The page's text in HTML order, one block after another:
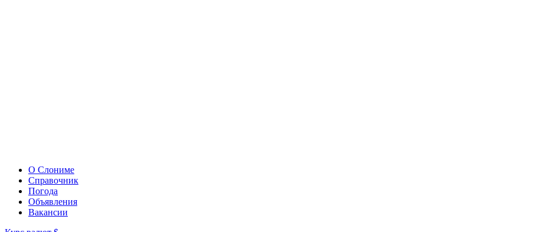
О Слониме
Справочник
Погода
Объявления
Вакансии